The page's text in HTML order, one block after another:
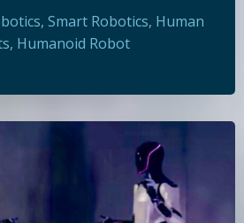
Smart Robotics, Human
Humanoid Robot